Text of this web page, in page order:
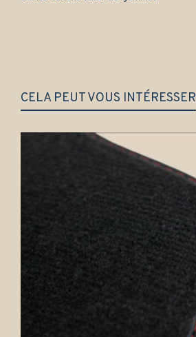
CELA PEUT VOUS INTÉRESSER